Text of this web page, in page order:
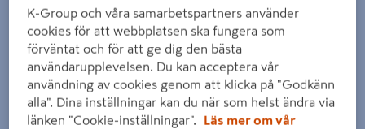
Föregående
K-Group och våra samarbetspartners använder
cookies för att webbplatsen ska fungera som
förväntat och för att ge dig den bästa
användarupplevelsen. Du kan acceptera vår
användning av cookies genom att klicka på "Godkänn
alla". Dina inställningar kan du när som helst ändra via
länken "Cookie-inställningar".
Läs mer om vår